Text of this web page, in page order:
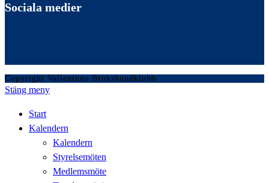
Sociala medier
Copyright Vallentuna Brukshundklubb
Stäng meny
Start
Kalendern
Kalendern
Styrelsemöten
Medlemsmöte